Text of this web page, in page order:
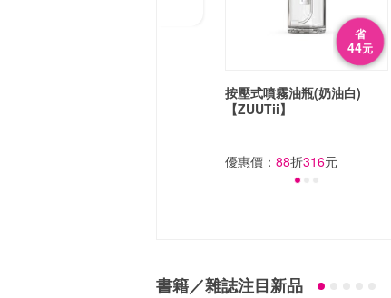
省
44元
按壓式噴霧油瓶(奶油白)
【ZUUTii】
優惠價： 88折316元
書籍／雜誌注目新品